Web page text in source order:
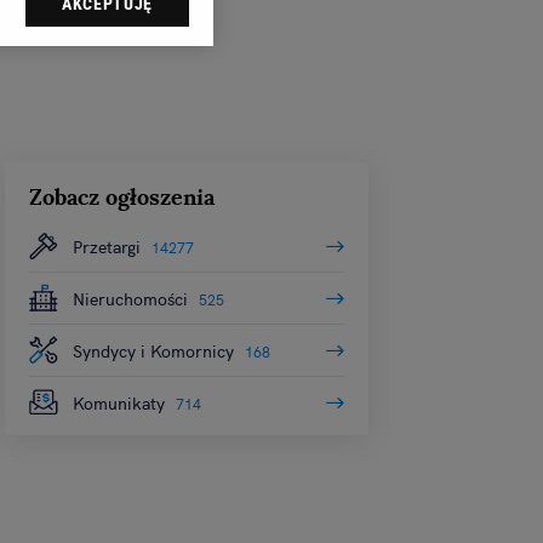
Zobacz ogłoszenia
Przetargi 14277
Nieruchomości 525
Syndycy i Komornicy 168
Komunikaty 714
do sekcji
identyfikacji.
pomiar reklam i